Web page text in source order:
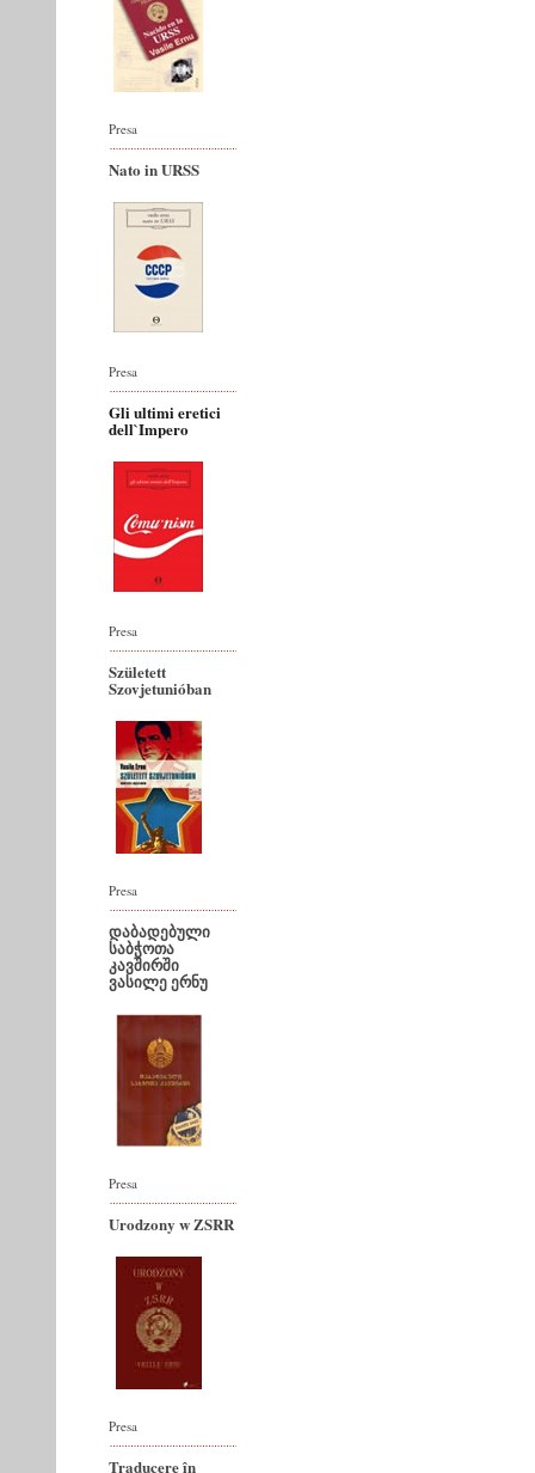
Presa
Nato in URSS
Presa
Gli ultimi eretici
dell`Impero
Presa
Született
Szovjetunióban
Presa
დაბადებული
საბჭოთა
კავშირში
ვასილე ერნუ
Presa
Urodzony w ZSRR
Presa
Traducere în